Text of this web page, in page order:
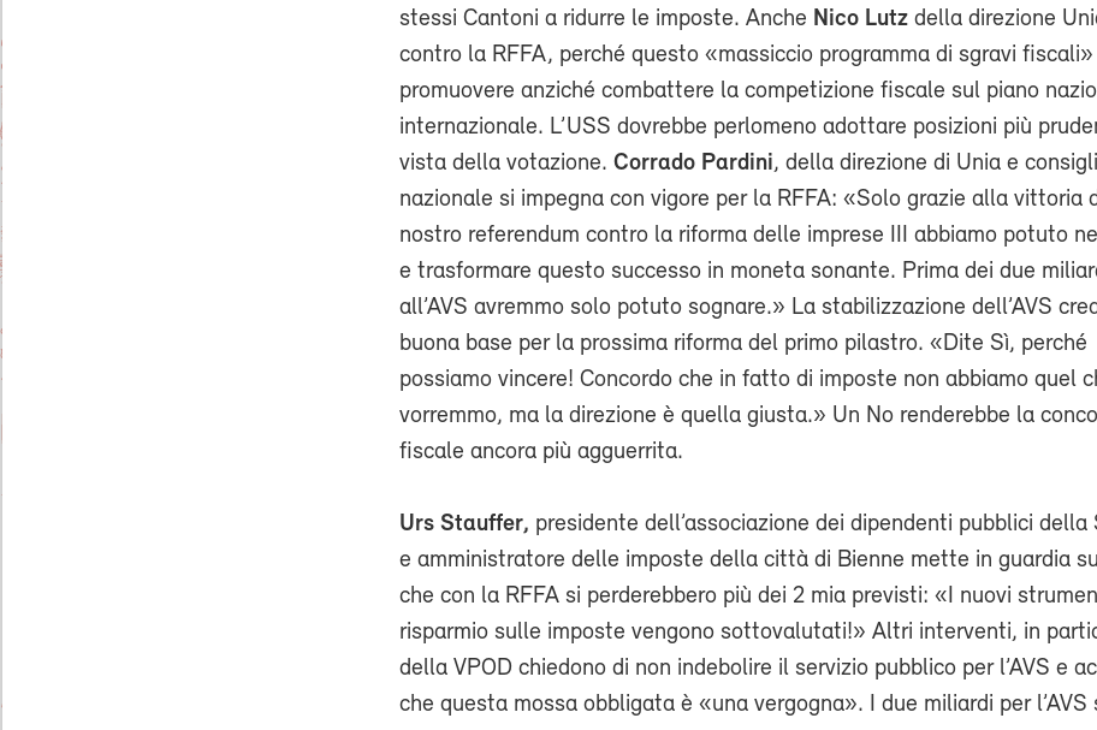
stessi Cantoni a ridurre le imposte. Anche Nico Lutz della direzione
contro la RFFA, perché questo «massiccio programma di sgravi
promuovere anziché combattere la competizione fiscale sul piano
internazionale. L’USS dovrebbe perlomeno adottare posizioni più
vista della votazione. Corrado Pardini, della direzione di Unia e
nazionale si impegna con vigore per la RFFA: «Solo grazie alla vittoria
nostro referendum contro la riforma delle imprese III abbiamo potuto
e trasformare questo successo in moneta sonante. Prima dei due
all’AVS avremmo solo potuto sognare.» La stabilizzazione dell’AVS
buona base per la prossima riforma del primo pilastro. «Dite Sì, perché
possiamo vincere! Concordo che in fatto di imposte non abbiamo quel
vorremmo, ma la direzione è quella giusta.» Un No renderebbe la
fiscale ancora più agguerrita.
Urs Stauffer, presidente dell’associazione dei dipendenti pubblici della
e amministratore delle imposte della città di Bienne mette in guardia
che con la RFFA si perderebbero più dei 2 mia previsti: «I nuovi
risparmio sulle imposte vengono sottovalutati!» Altri interventi, in
della VPOD chiedono di non indebolire il servizio pubblico per l’AVS e
che questa mossa obbligata è «una vergogna». I due miliardi per l’AVS